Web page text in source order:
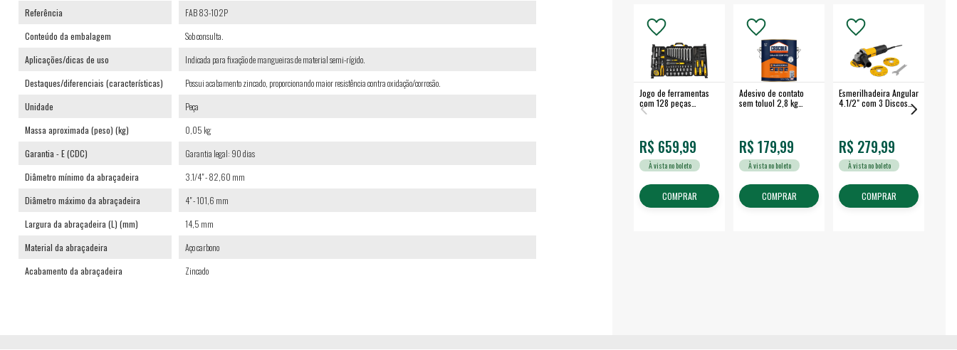
Jogo de ferramentas
com 128 peças
embalagem fechada -
R$ 659,99
À vista no boleto
COMPRAR
Adesivo de contato
sem toluol 2,8 kg
R$ 179,99
À vista no boleto
COMPRAR
Esmerilhadeira Angular
4.1/2" com 3 Discos
R$ 279,99
À vista no boleto
COMPRAR
Referência
FAB 83-102P
Conteúdo da embalagem
Sob consulta.
Aplicações/dicas de uso
Indicada para fixação de mangueiras de material semi-rígido.
Destaques/diferenciais (características)
Possui acabamento zincado, proporcionando maior resistência contra oxidação/corrosão.
Unidade
Peça
Massa aproximada (peso) (kg)
0,05 kg
Garantia - E (CDC)
Garantia legal: 90 dias
Diâmetro mínimo da abraçadeira
3.1/4" - 82,60 mm
Diâmetro máximo da abraçadeira
4" - 101,6 mm
Largura da abraçadeira (L) (mm)
14,5 mm
Material da abraçadeira
Aço carbono
Acabamento da abraçadeira
Zincado